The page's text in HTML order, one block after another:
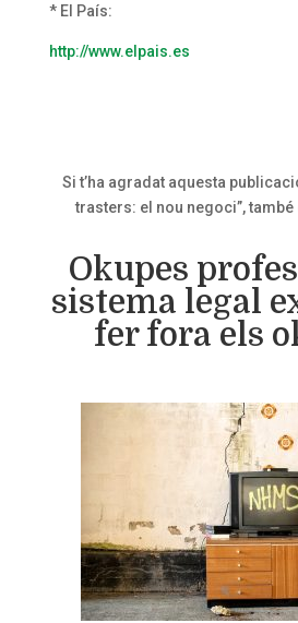
* El País:
http://www.elpais.es
Si t’ha agradat aquesta
trasters: el nou negoci”,
Okupes
sistema legal
fer fora els